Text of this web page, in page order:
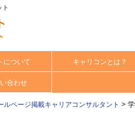
について キャリコンとは？
合わせ
ルページ掲載キャリアコンサルタント >